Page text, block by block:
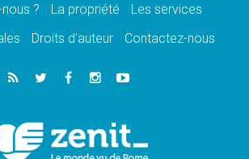
victoire de l'amour sur la mort
«Relancer l'empathie», le projet Triennal d'art
des Universités catholiques
Signis 2026, donner la parole aux religieuses
? La propriété
Les services
Droits d’auteur Contactez-nous